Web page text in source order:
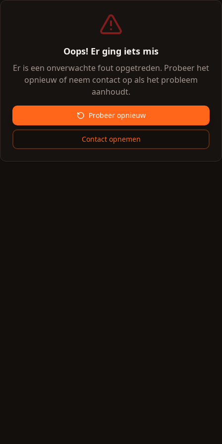
Oops! Er ging iets mis
Er is een onverwachte fout opgetreden. Probeer het
opnieuw of neem contact op als het probleem
aanhoudt.
Probeer opnieuw
Contact opnemen